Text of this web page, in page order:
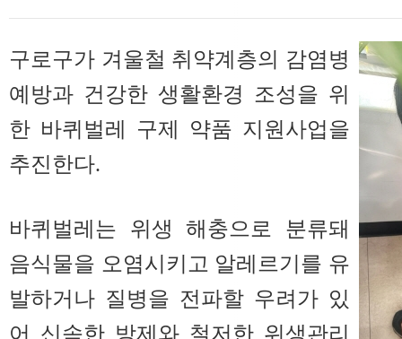
구로구가 겨울철 취약계층의 감염병
예방과 건강한 생활환경 조성을 위
한 바퀴벌레 구제 약품 지원사업을
추진한다.
바퀴벌레는 위생 해충으로 분류돼
음식물을 오염시키고 알레르기를 유
발하거나 질병을 전파할 우려가 있
어 신속한 방제와 철저한 위생관리